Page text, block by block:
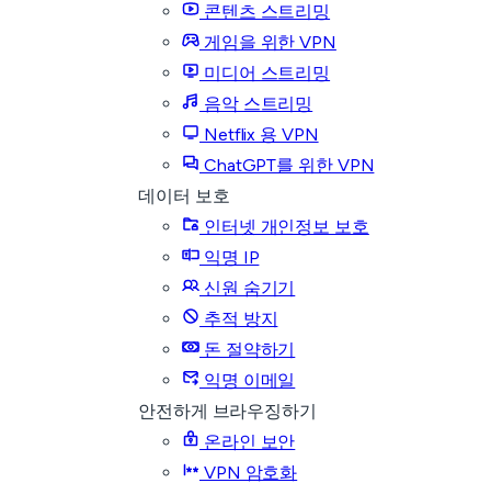
콘텐츠 스트리밍
게임을 위한 VPN
미디어 스트리밍
음악 스트리밍
Netflix 용 VPN
ChatGPT를 위한 VPN
데이터 보호
인터넷 개인정보 보호
익명 IP
신원 숨기기
추적 방지
돈 절약하기
익명 이메일
안전하게 브라우징하기
온라인 보안
VPN 암호화